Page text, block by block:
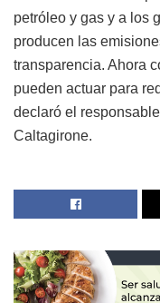
petróleo y gas y a los
producen las
transparencia. Ahora
pueden actuar para
declaró el
Caltagirone.